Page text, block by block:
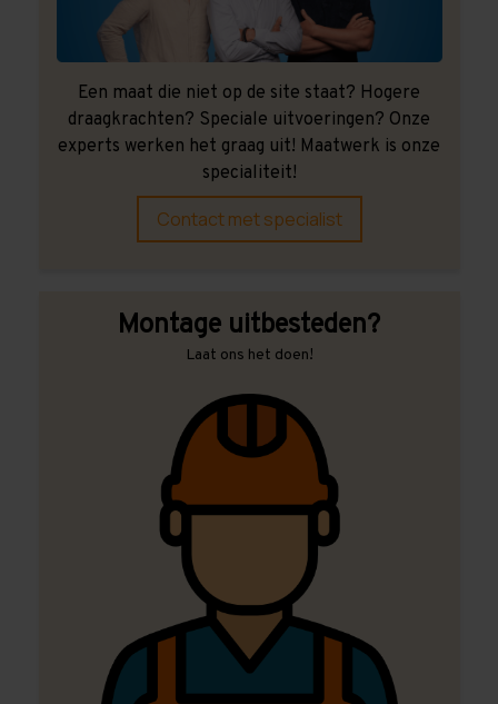
Een maat die niet op de site staat? Hogere
draagkrachten? Speciale uitvoeringen? Onze
experts werken het graag uit! Maatwerk is onze
specialiteit!
Contact met specialist
Montage uitbesteden?
Laat ons het doen!